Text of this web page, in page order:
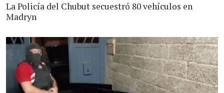
La Policía del Chubut secuestró 80 vehículos en
Madryn